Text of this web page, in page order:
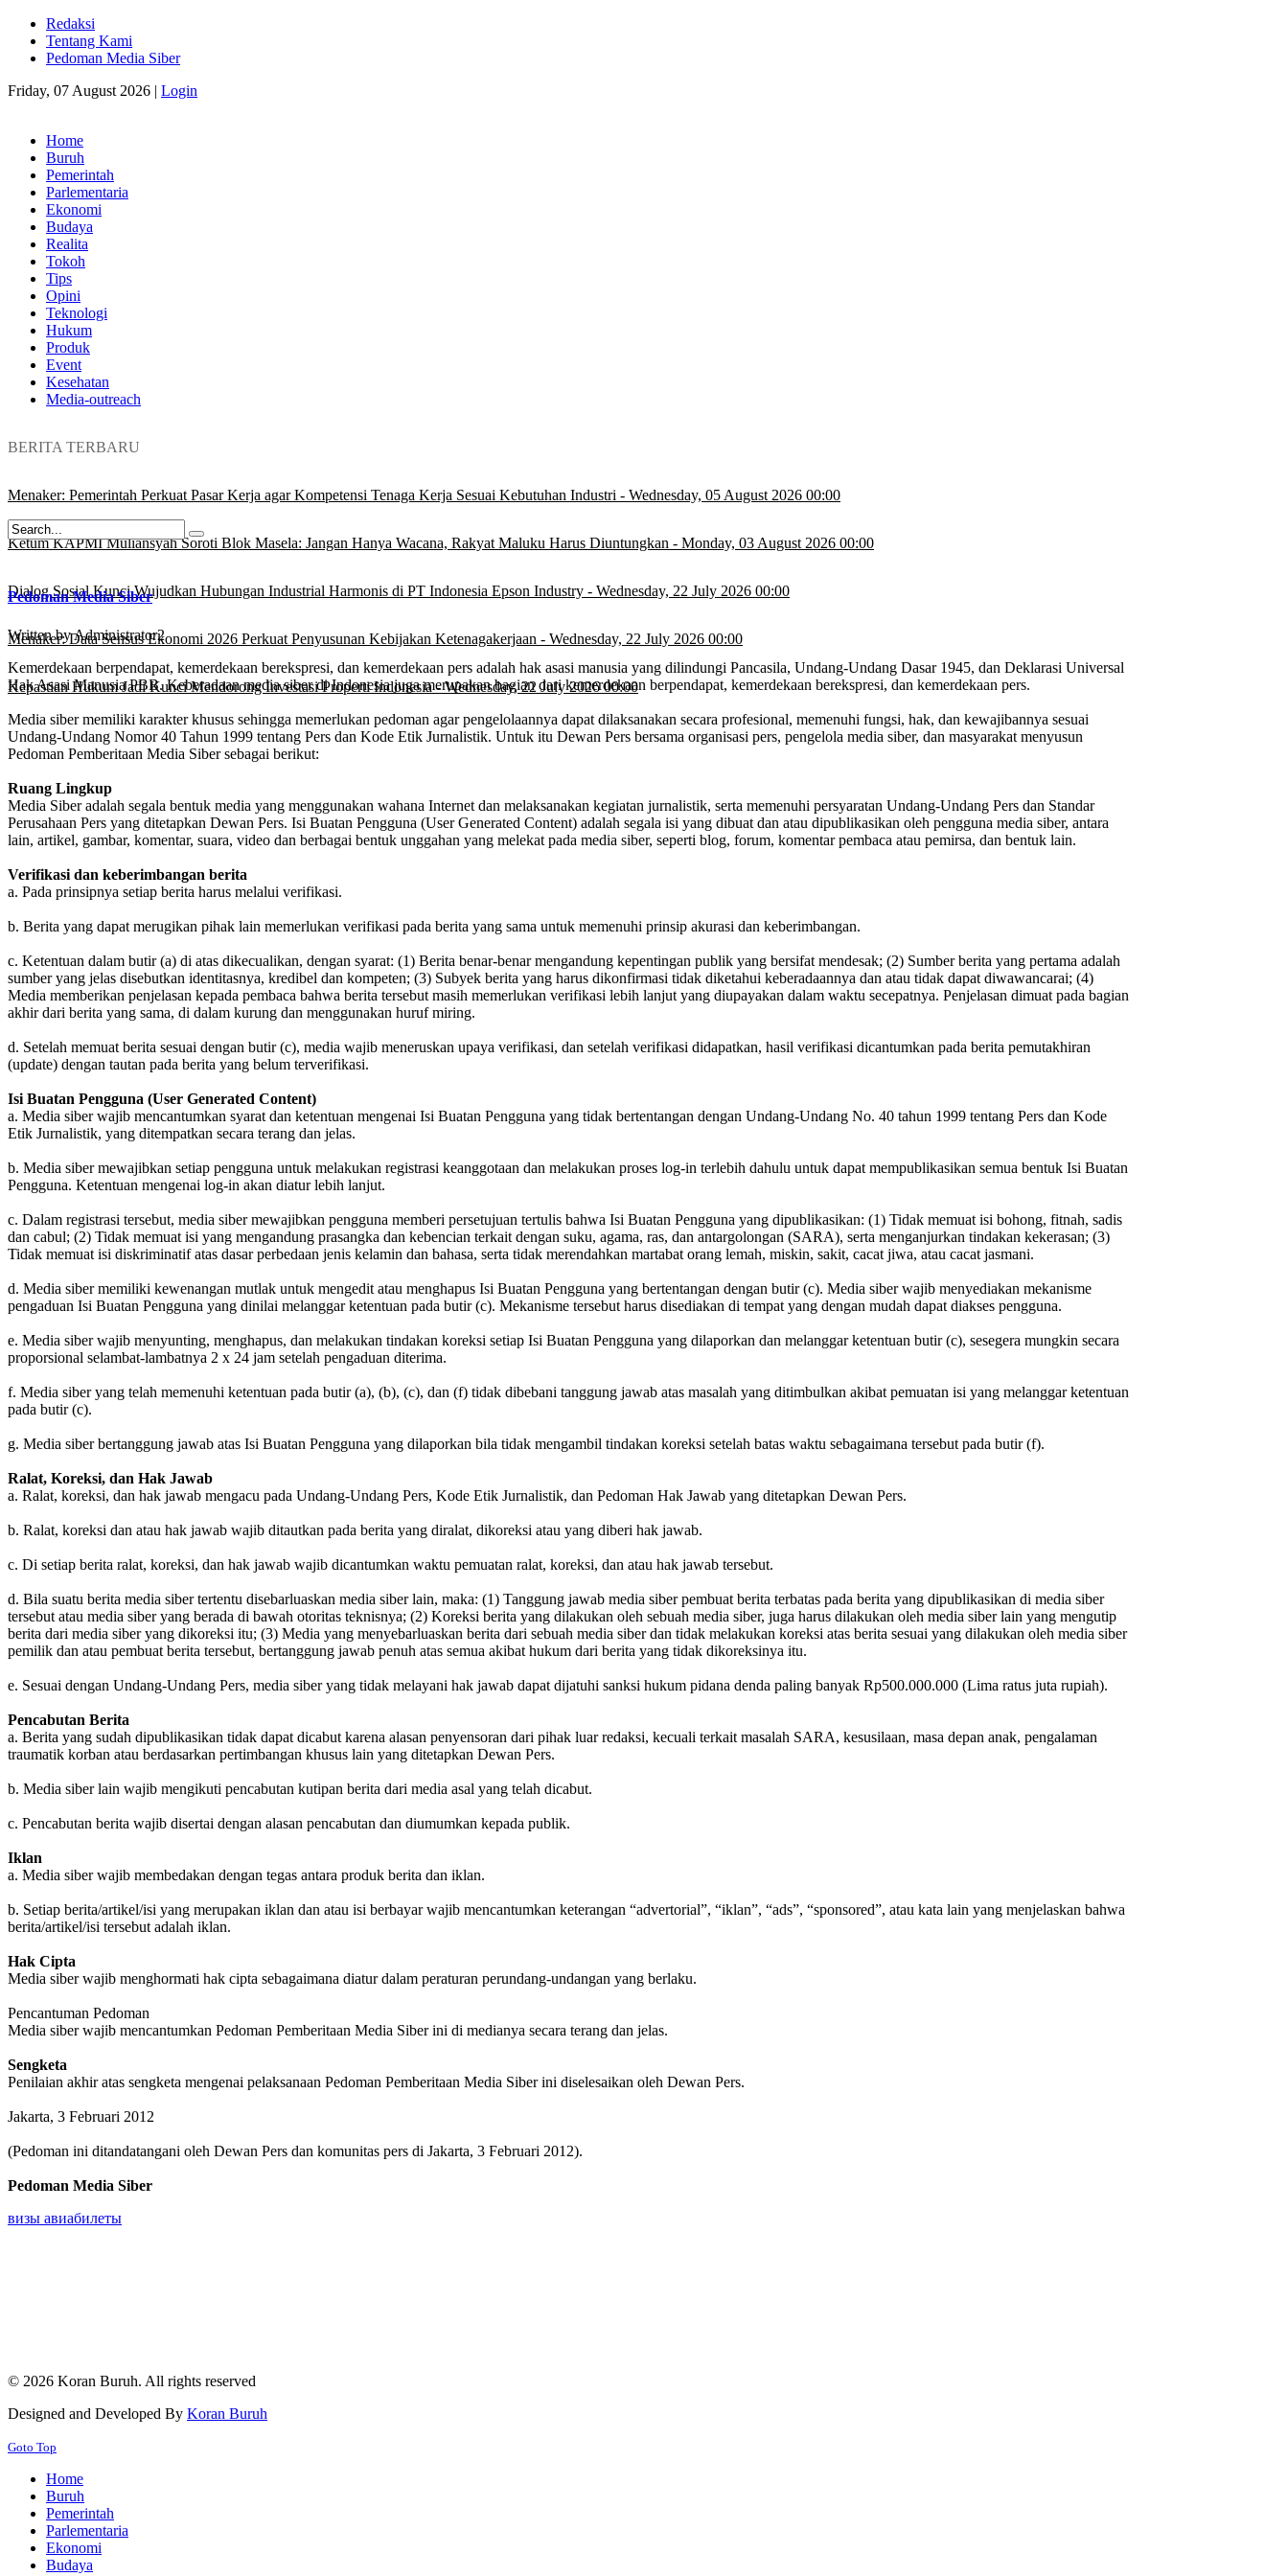
Redaksi
Tentang Kami
Pedoman Media Siber
Friday, 07 August 2026 | Login
Home
Buruh
Pemerintah
Parlementaria
Ekonomi
Budaya
Realita
Tokoh
Tips
Opini
Teknologi
Hukum
Produk
Event
Kesehatan
Media-outreach
BERITA TERBARU
Menaker: Pemerintah Perkuat Pasar Kerja agar Kompetensi Tenaga Kerja Sesuai Kebutuhan Industri - Wednesday, 05 August 2026 00:00
Ketum KAPMI Muliansyah Soroti Blok Masela: Jangan Hanya Wacana, Rakyat Maluku Harus Diuntungkan - Monday, 03 August 2026 00:00
Dialog Sosial Kunci Wujudkan Hubungan Industrial Harmonis di PT Indonesia Epson Industry - Wednesday, 22 July 2026 00:00
Menaker: Data Sensus Ekonomi 2026 Perkuat Penyusunan Kebijakan Ketenagakerjaan - Wednesday, 22 July 2026 00:00
Kepastian Hukum Jadi Kunci Mendorong Investasi Properti Indonesia-Wednesday, 22 July 2026 00:00
Pedoman Media Siber
Written byAdministrator2
Kemerdekaan berpendapat, kemerdekaan berekspresi, dan kemerdekaan pers adalah hak asasi manusia yang dilindungi Pancasila, Undang-Undang Dasar 1945, dan Deklarasi Universal
Hak Asasi Manusia PBB. Keberadaan media siber di Indonesia juga merupakan bagian dari kemerdekaan berpendapat, kemerdekaan berekspresi, dan kemerdekaan pers.
Media siber memiliki karakter khusus sehingga memerlukan pedoman agar pengelolaannya dapat dilaksanakan secara profesional, memenuhi fungsi, hak, dan kewajibannya sesuai
Undang-Undang Nomor 40 Tahun 1999 tentang Pers dan Kode Etik Jurnalistik. Untuk itu Dewan Pers bersama organisasi pers, pengelola media siber, dan masyarakat menyusun
Pedoman Pemberitaan Media Siber sebagai berikut:
Ruang Lingkup
Media Siber adalah segala bentuk media yang menggunakan wahana Internet dan melaksanakan kegiatan jurnalistik, serta memenuhi persyaratan Undang-Undang Pers dan Standar
Perusahaan Pers yang ditetapkan Dewan Pers. Isi Buatan Pengguna (User Generated Content) adalah segala isi yang dibuat dan atau dipublikasikan oleh pengguna media siber, antara
lain, artikel, gambar, komentar, suara, video dan berbagai bentuk unggahan yang melekat pada media siber, seperti blog, forum, komentar pembaca atau pemirsa, dan bentuk lain.
Verifikasi dan keberimbangan berita
a. Pada prinsipnya setiap berita harus melalui verifikasi.
b. Berita yang dapat merugikan pihak lain memerlukan verifikasi pada berita yang sama untuk memenuhi prinsip akurasi dan keberimbangan.
c. Ketentuan dalam butir (a) di atas dikecualikan, dengan syarat: (1) Berita benar-benar mengandung kepentingan publik yang bersifat mendesak; (2) Sumber berita yang pertama adalah
sumber yang jelas disebutkan identitasnya, kredibel dan kompeten; (3) Subyek berita yang harus dikonfirmasi tidak diketahui keberadaannya dan atau tidak dapat diwawancarai; (4)
Media memberikan penjelasan kepada pembaca bahwa berita tersebut masih memerlukan verifikasi lebih lanjut yang diupayakan dalam waktu secepatnya. Penjelasan dimuat pada bagian
akhir dari berita yang sama, di dalam kurung dan menggunakan huruf miring.
d. Setelah memuat berita sesuai dengan butir (c), media wajib meneruskan upaya verifikasi, dan setelah verifikasi didapatkan, hasil verifikasi dicantumkan pada berita pemutakhiran
(update) dengan tautan pada berita yang belum terverifikasi.
Isi Buatan Pengguna (User Generated Content)
a. Media siber wajib mencantumkan syarat dan ketentuan mengenai Isi Buatan Pengguna yang tidak bertentangan dengan Undang-Undang No. 40 tahun 1999 tentang Pers dan Kode
Etik Jurnalistik, yang ditempatkan secara terang dan jelas.
b. Media siber mewajibkan setiap pengguna untuk melakukan registrasi keanggotaan dan melakukan proses log-in terlebih dahulu untuk dapat mempublikasikan semua bentuk Isi Buatan
Pengguna. Ketentuan mengenai log-in akan diatur lebih lanjut.
c. Dalam registrasi tersebut, media siber mewajibkan pengguna memberi persetujuan tertulis bahwa Isi Buatan Pengguna yang dipublikasikan: (1) Tidak memuat isi bohong, fitnah, sadis
dan cabul; (2) Tidak memuat isi yang mengandung prasangka dan kebencian terkait dengan suku, agama, ras, dan antargolongan (SARA), serta menganjurkan tindakan kekerasan; (3)
Tidak memuat isi diskriminatif atas dasar perbedaan jenis kelamin dan bahasa, serta tidak merendahkan martabat orang lemah, miskin, sakit, cacat jiwa, atau cacat jasmani.
d. Media siber memiliki kewenangan mutlak untuk mengedit atau menghapus Isi Buatan Pengguna yang bertentangan dengan butir (c). Media siber wajib menyediakan mekanisme
pengaduan Isi Buatan Pengguna yang dinilai melanggar ketentuan pada butir (c). Mekanisme tersebut harus disediakan di tempat yang dengan mudah dapat diakses pengguna.
e. Media siber wajib menyunting, menghapus, dan melakukan tindakan koreksi setiap Isi Buatan Pengguna yang dilaporkan dan melanggar ketentuan butir (c), sesegera mungkin secara
proporsional selambat-lambatnya 2 x 24 jam setelah pengaduan diterima.
f. Media siber yang telah memenuhi ketentuan pada butir (a), (b), (c), dan (f) tidak dibebani tanggung jawab atas masalah yang ditimbulkan akibat pemuatan isi yang melanggar ketentuan
pada butir (c).
g. Media siber bertanggung jawab atas Isi Buatan Pengguna yang dilaporkan bila tidak mengambil tindakan koreksi setelah batas waktu sebagaimana tersebut pada butir (f).
Ralat, Koreksi, dan Hak Jawab
a. Ralat, koreksi, dan hak jawab mengacu pada Undang-Undang Pers, Kode Etik Jurnalistik, dan Pedoman Hak Jawab yang ditetapkan Dewan Pers.
b. Ralat, koreksi dan atau hak jawab wajib ditautkan pada berita yang diralat, dikoreksi atau yang diberi hak jawab.
c. Di setiap berita ralat, koreksi, dan hak jawab wajib dicantumkan waktu pemuatan ralat, koreksi, dan atau hak jawab tersebut.
d. Bila suatu berita media siber tertentu disebarluaskan media siber lain, maka: (1) Tanggung jawab media siber pembuat berita terbatas pada berita yang dipublikasikan di media siber
tersebut atau media siber yang berada di bawah otoritas teknisnya; (2) Koreksi berita yang dilakukan oleh sebuah media siber, juga harus dilakukan oleh media siber lain yang mengutip
berita dari media siber yang dikoreksi itu; (3) Media yang menyebarluaskan berita dari sebuah media siber dan tidak melakukan koreksi atas berita sesuai yang dilakukan oleh media siber
pemilik dan atau pembuat berita tersebut, bertanggung jawab penuh atas semua akibat hukum dari berita yang tidak dikoreksinya itu.
e. Sesuai dengan Undang-Undang Pers, media siber yang tidak melayani hak jawab dapat dijatuhi sanksi hukum pidana denda paling banyak Rp500.000.000 (Lima ratus juta rupiah).
Pencabutan Berita
a. Berita yang sudah dipublikasikan tidak dapat dicabut karena alasan penyensoran dari pihak luar redaksi, kecuali terkait masalah SARA, kesusilaan, masa depan anak, pengalaman
traumatik korban atau berdasarkan pertimbangan khusus lain yang ditetapkan Dewan Pers.
b. Media siber lain wajib mengikuti pencabutan kutipan berita dari media asal yang telah dicabut.
c. Pencabutan berita wajib disertai dengan alasan pencabutan dan diumumkan kepada publik.
Iklan
a. Media siber wajib membedakan dengan tegas antara produk berita dan iklan.
b. Setiap berita/artikel/isi yang merupakan iklan dan atau isi berbayar wajib mencantumkan keterangan “advertorial”, “iklan”, “ads”, “sponsored”, atau kata lain yang menjelaskan bahwa
berita/artikel/isi tersebut adalah iklan.
Hak Cipta
Media siber wajib menghormati hak cipta sebagaimana diatur dalam peraturan perundang-undangan yang berlaku.
Pencantuman Pedoman
Media siber wajib mencantumkan Pedoman Pemberitaan Media Siber ini di medianya secara terang dan jelas.
Sengketa
Penilaian akhir atas sengketa mengenai pelaksanaan Pedoman Pemberitaan Media Siber ini diselesaikan oleh Dewan Pers.
Jakarta, 3 Februari 2012
(Pedoman ini ditandatangani oleh Dewan Pers dan komunitas pers di Jakarta, 3 Februari 2012).
Pedoman Media Siber
визы авиабилеты
© 2026 Koran Buruh. All rights reserved
Designed and Developed By Koran Buruh
Goto Top
Home
Buruh
Pemerintah
Parlementaria
Ekonomi
Budaya